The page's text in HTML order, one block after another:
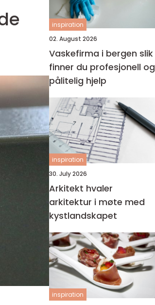
inspiration
02. August 2026
Vaskefirma i bergen slik
finner du profesjonell og
pålitelig hjelp
inspiration
30. July 2026
Arkitekt hvaler
arkitektur i møte med
kystlandskapet
inspiration